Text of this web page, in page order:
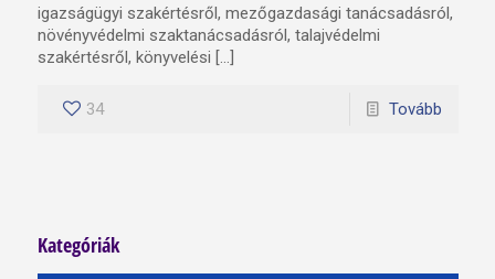
igazságügyi szakértésről, mezőgazdasági tanácsadásról,
növényvédelmi szaktanácsadásról, talajvédelmi
szakértésről, könyvelési […]
34 Tovább
Kategóriák